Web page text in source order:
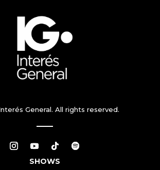
General. All rights reserved.
SHOWS